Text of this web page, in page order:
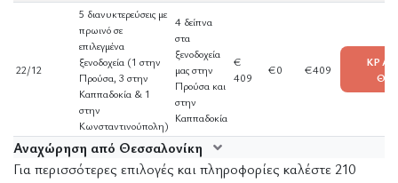
22/12
5 διανυκτερεύσεις με
πρωινό σε
επιλεγμένα
ξενοδοχεία (1 στην
Προύσα, 3 στην
Καππαδοκία & 1
στην
Κωνσταντινούπολη)
4 δείπνα
στα
ξενοδοχεία
μας στην
Προύσα και
στην
Καππαδοκία
€
409
€0 €409
Αναχώρηση από Θεσσαλονίκη
Για περισσότερες επιλογές και πληροφορίες καλέστε 210